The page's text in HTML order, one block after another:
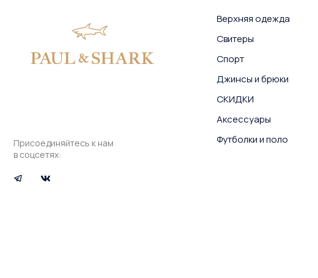
Присоединяйтесь к нам
в соцсетях:
Верхняя одежда
Свитеры
Спорт
Джинсы и брюки
СКИДКИ
Аксессуары
Футболки и поло